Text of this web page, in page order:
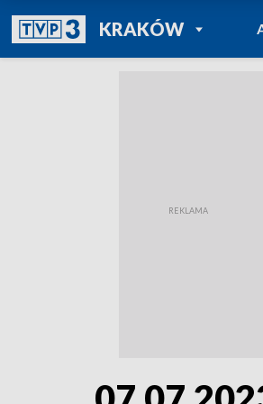
KRAKÓWPOWRÓT DO
TVP REGIONY